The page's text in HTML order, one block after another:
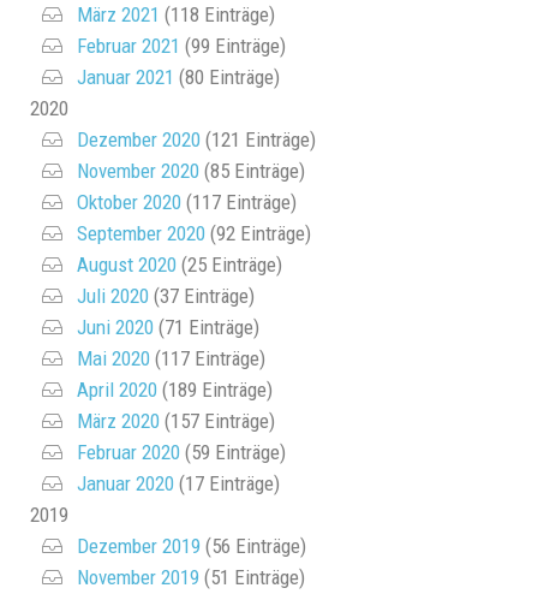
März 2021 (118 Einträge)
Februar 2021 (99 Einträge)
Januar 2021 (80 Einträge)
2020
Dezember 2020 (121 Einträge)
November 2020 (85 Einträge)
Oktober 2020 (117 Einträge)
September 2020 (92 Einträge)
August 2020 (25 Einträge)
Juli 2020 (37 Einträge)
Juni 2020 (71 Einträge)
Mai 2020 (117 Einträge)
April 2020 (189 Einträge)
März 2020 (157 Einträge)
Februar 2020 (59 Einträge)
Januar 2020 (17 Einträge)
2019
Dezember 2019 (56 Einträge)
November 2019 (51 Einträge)